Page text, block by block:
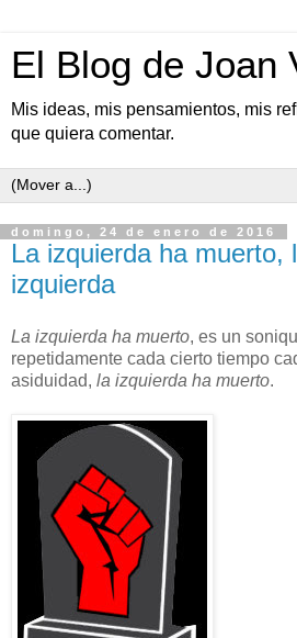
El Blog de Joan
Mis ideas, mis pensamientos, mis
que quiera comentar.
domingo, 24 de enero de 2016
La izquierda ha muerto,
izquierda
La izquierda ha muerto, es un
repetidamente cada cierto tiempo
asiduidad, la izquierda ha muerto.